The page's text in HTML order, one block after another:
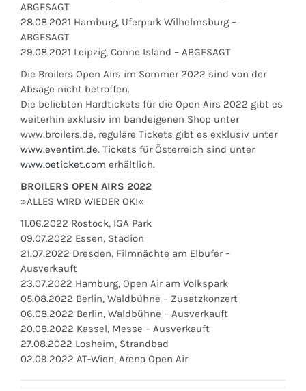
ABGESAGT
28.08.2021 Hamburg, Uferpark Wilhelmsburg –
ABGESAGT
29.08.2021 Leipzig, Conne Island – ABGESAGT
Die Broilers Open Airs im Sommer 2022 sind von der
Absage nicht betroffen.
Die beliebten Hardtickets für die Open Airs 2022 gibt es
weiterhin exklusiv im bandeigenen Shop unter
www.broilers.de, reguläre Tickets gibt es exklusiv unter
www.eventim.de. Tickets für Österreich sind unter
www.oeticket.com erhältlich.
BROILERS OPEN AIRS 2022
»ALLES WIRD WIEDER OK!«
11.06.2022 Rostock, IGA Park
09.07.2022 Essen, Stadion
21.07.2022 Dresden, Filmnächte am Elbufer –
Ausverkauft
23.07.2022 Hamburg, Open Air am Volkspark
05.08.2022 Berlin, Waldbühne – Zusatzkonzert
06.08.2022 Berlin, Waldbühne – Ausverkauft
20.08.2022 Kassel, Messe – Ausverkauft
27.08.2022 Losheim, Strandbad
02.09.2022 AT-Wien, Arena Open Air